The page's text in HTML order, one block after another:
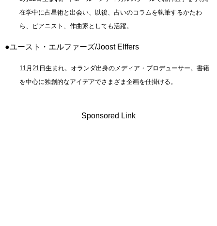
在学中に占星術と出会い、以後、占いのコラムを執筆するかたわ
ら、ピアニスト、作曲家としても活躍。
●ユースト・エルファーズ/Joost Elffers
11月21日生まれ。オランダ出身のメディア・プロデューサー。書籍
を中心に独創的なアイデアでさまざま企画を仕掛ける。
Sponsored Link